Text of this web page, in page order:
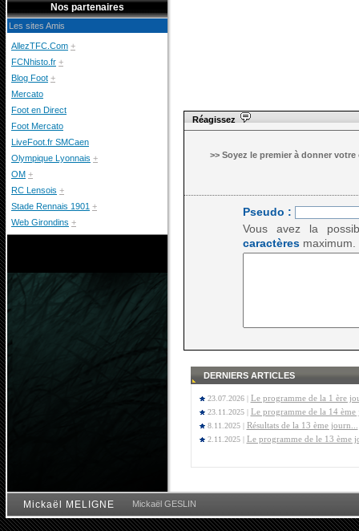
Nos partenaires
Les sites Amis
AllezTFC.Com +
FCNhisto.fr +
Blog Foot +
Mercato
Foot en Direct
Foot Mercato
LiveFoot.fr SMCaen
Olympique Lyonnais +
OM +
RC Lensois +
Stade Rennais 1901 +
Web Girondins +
Réagissez
Pseudo :
Vous avez la
caractères maximum.
DERNIERS ARTICLES
23.07.2026 | Le programme de la 1 ère
23.11.2025 | Le programme de la 14 ème
8.11.2025 | Résultats de la 13 ème journ...
2.11.2025 | Le programme de le 13 ème
Mickaël MELIGNE Mickaël GESLIN